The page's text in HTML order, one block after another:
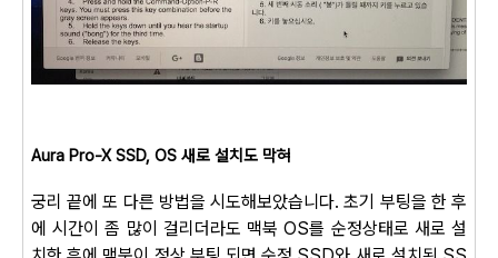
Aura Pro-X SSD, OS 새로 설치도 막혀
궁리 끝에 또 다른 방법을 시도해보았습니다. 초기 부팅을 한 후
에 시간이 좀 많이 걸리더라도 맥북 OS를 순정상태로 새로 설